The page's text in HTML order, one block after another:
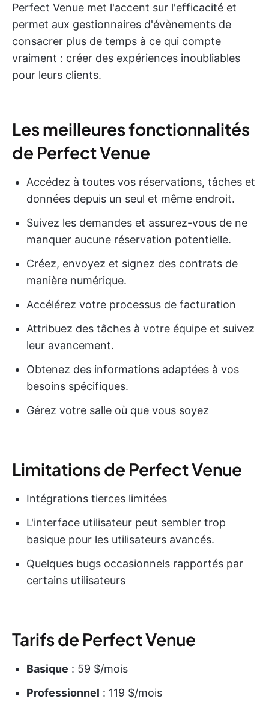
Perfect Venue met l'accent sur l'efficacité et
permet aux gestionnaires d'évènements de
consacrer plus de temps à ce qui compte
vraiment : créer des expériences inoubliables
pour leurs clients.
Les meilleures fonctionnalités
de Perfect Venue
Accédez à toutes vos réservations, tâches et
données depuis un seul et même endroit.
Suivez les demandes et assurez-vous de ne
manquer aucune réservation potentielle.
Créez, envoyez et signez des contrats de
manière numérique.
Accélérez votre processus de facturation
Attribuez des tâches à votre équipe et suivez
leur avancement.
Obtenez des informations adaptées à vos
besoins spécifiques.
Gérez votre salle où que vous soyez
Limitations de Perfect Venue
Intégrations tierces limitées
L'interface utilisateur peut sembler trop
basique pour les utilisateurs avancés.
Quelques bugs occasionnels rapportés par
certains utilisateurs
Tarifs de Perfect Venue
Basique : 59 $/mois
Professionnel : 119 $/mois